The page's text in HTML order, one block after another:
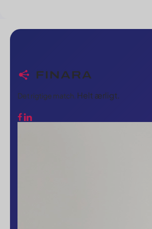
Det rigtige match. Helt ærligt.